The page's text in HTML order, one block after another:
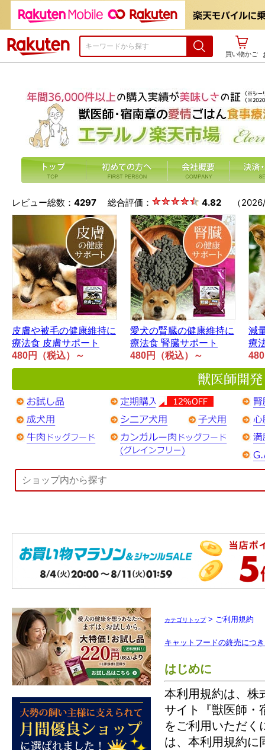
楽天市場
買い物かご
皮膚や被毛の健康維持に
療法食 皮膚サポート
480円（税込）～
愛犬の腎臓の健康維持に
療法食 腎臓サポート
480円（税込）～
減
療
カテゴリトップ> ご利用規約
キャットフードの終売につ
はじめに
本利用規約は、株
サイト『獣医師・
をご利用いただく
は、本利用規約に